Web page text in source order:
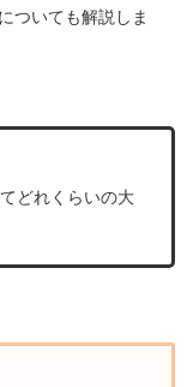
ついても解説しま
どれくらいの大